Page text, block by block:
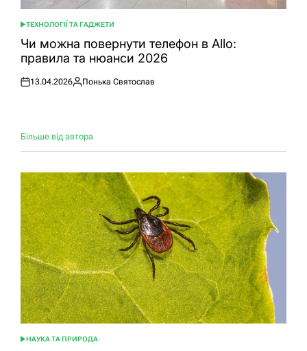
ОПУБЛІКУВАТИ
У
ТЕХНОЛОГІЇ ТА ГАДЖЕТИ
Чи можна повернути телефон в Allo:
правила та нюанси 2026
Оприлюднено
13.04.2026
Опубліковано
Понька Святослав
Більше від автора
ОПУБЛІКУВАТИ
НАУКА ТА ПРИРОДА